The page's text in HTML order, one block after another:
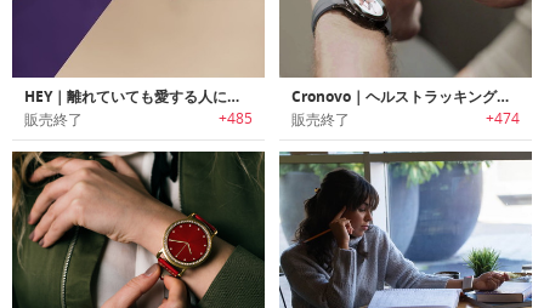
HEY｜離れていても愛する人に触れられる感覚を届けられるブレスレット「ヘイ」
販売終了 +485
Cronovo｜ヘルストラッキング機能搭載スマートウォッチ「クロノボ」
販売終了 +474